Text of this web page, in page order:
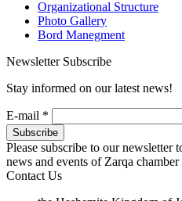
Organizational Structure
Photo Gallery
Bord Manegment
Newsletter Subscribe
Stay informed on our latest news!
E-mail *
Please subscribe to our newsletter
news and events of Zarqa
Contact Us